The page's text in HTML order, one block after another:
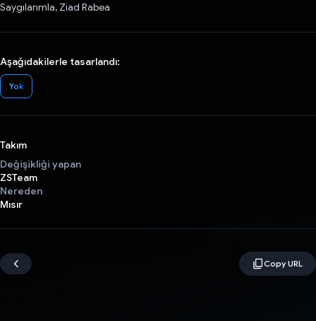
Saygılarımla, Ziad Rabea
Aşağıdakilerle tasarlandı:
Yok
Takım
Değişikliği yapan
ZSTeam
Nereden
Mısır